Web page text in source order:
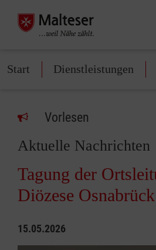
Start Dienstleistungen
Vorlesen
Aktuelle Nachrichten
Tagung der
Diözese Osnabrück
15.05.2026